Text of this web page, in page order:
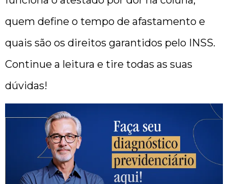
quem define o tempo de afastamento e
quais são os direitos garantidos pelo INSS.
Continue a leitura e tire todas as suas
dúvidas!